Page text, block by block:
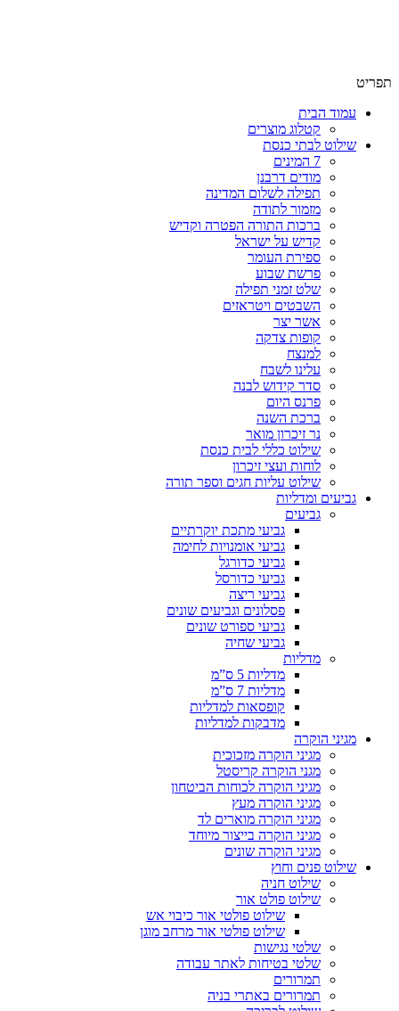
תפריט
עמוד הבית
קטלוג מוצרים
שילוט לבתי כנסת
7 המינים
מודים דרבנן
תפילה לשלום המדינה
מזמור לתודה
ברכות התורה הפטרה וקדיש
קדיש על ישראל
ספירת העומר
פרשת שבוע
שלט זמני תפילה
השבטים ויטראזים
אשר יצר
קופות צדקה
למנצח
עלינו לשבח
סדר קידוש לבנה
פרנס היום
ברכת השנה
נר זיכרון מואר
שילוט כללי לבית כנסת
לוחות ועצי זיכרון
שילוט עליות חגים וספר תורה
גביעים ומדליות
גביעים
גביעי מתכת יוקרתיים
גביעי אומנויות לחימה
גביעי כדורגל
גביעי כדורסל
גביעי ריצה
פסלונים וגביעים שונים
גביעי ספורט שונים
גביעי שחיה
מדליות
מדליות 5 ס”מ
מדליות 7 ס”מ
קופסאות למדליות
מדבקות למדליות
מגיני הוקרה
מגיני הוקרה מזכוכית
מגני הוקרה קריסטל
מגיני הוקרה לכוחות הביטחון
מגיני הוקרה מעץ
מגיני הוקרה מוארים לד
מגיני הוקרה בייצור מיוחד
מגיני הוקרה שונים
שילוט פנים וחוץ
שילוט חניה
שילוט פולט אור
שילוט פולטי אור כיבוי אש
שילוט פולטי אור מרחב מוגן
שלטי נגישות
שלטי בטיחות לאתר עבודה
תמרורים
תמרורים באתרי בניה